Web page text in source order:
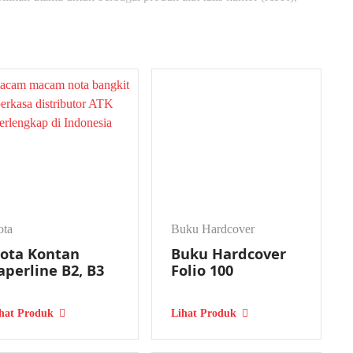
Ingin tahu lebih lanjut produk paperline di PT Bangkit
untuk kebutuhan pencetakan dalam jumlah besar. Kertas
yang membutuhkan pencetakan data masal, seperti
Kontan
B2, B3
Produk
Buku Hardcover
Buku Hardcover
Folio 100
Lihat Produk